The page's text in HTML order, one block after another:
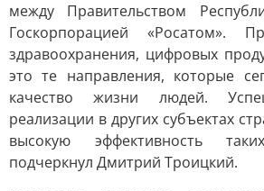
между Правительством
Госкорпорацией «Росатом».
здравоохранения, цифровых
это те направления, которые
качество жизни людей.
реализации в других субъектах
высокую эффективность
подчеркнул Дмитрий Троицкий.